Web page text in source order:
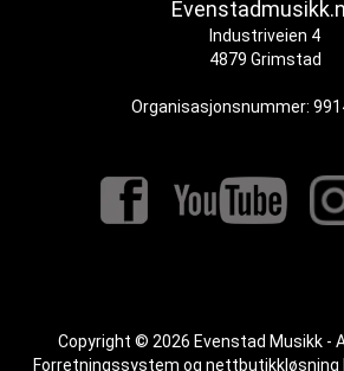
Industriveien 4
4879 Grimstad
Organisasjonsnummer:
Copyright © 2026 Evenstad Musikk -
Forretningssystem og nettbutikkløsning